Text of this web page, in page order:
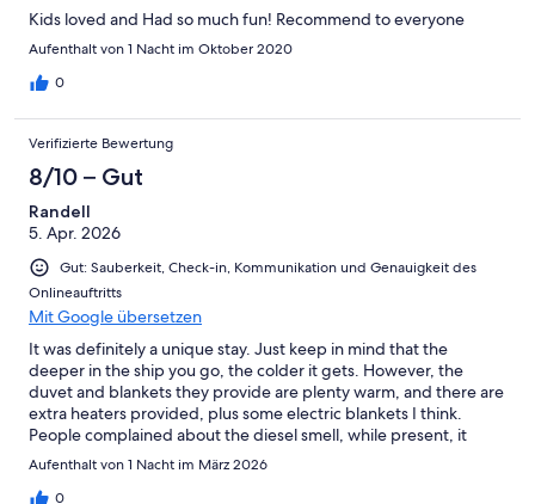
Kids loved and Had so much fun! Recommend to everyone
Aufenthalt von 1 Nacht im Oktober 2020
0
Verifizierte Bewertung
8/10 – Gut
Randell
5. Apr. 2026
Gut: Sauberkeit, Check-in, Kommunikation und Genauigkeit des
Onlineauftritts
Mit Google übersetzen
It was definitely a unique stay. Just keep in mind that the
deeper in the ship you go, the colder it gets. However, the
duvet and blankets they provide are plenty warm, and there are
extra heaters provided, plus some electric blankets I think.
People complained about the diesel smell, while present, it
faded away for me after a while, it wasn't overpowering or
Aufenthalt von 1 Nacht im März 2026
0